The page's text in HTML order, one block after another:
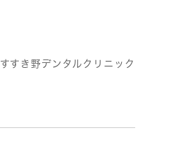
すすき野デンタルクリニック